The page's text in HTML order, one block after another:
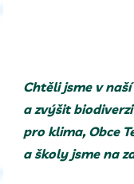
Chtěli jsme v
a zvýšit
pro klima, Obce
a školy jsme na